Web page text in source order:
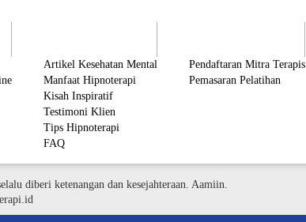
Artikel Kesehatan Mental
Manfaat Hipnoterapi
Kisah Inspiratif
Testimoni Klien
Tips Hipnoterapi
FAQ
Pendaftaran Mitra Terapis
Pemasaran Pelatihan
diberi ketenangan dan kesejahteraan. Aamiin.